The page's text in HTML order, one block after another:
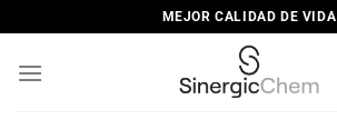
al
contenido
MEJOR CALIDAD DE VIDA